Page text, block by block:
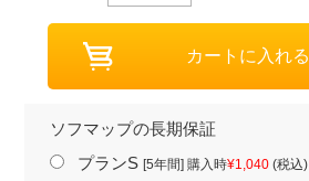
ソフマップの長期保証
プランS [5年間] 購入時¥1,040(税込)